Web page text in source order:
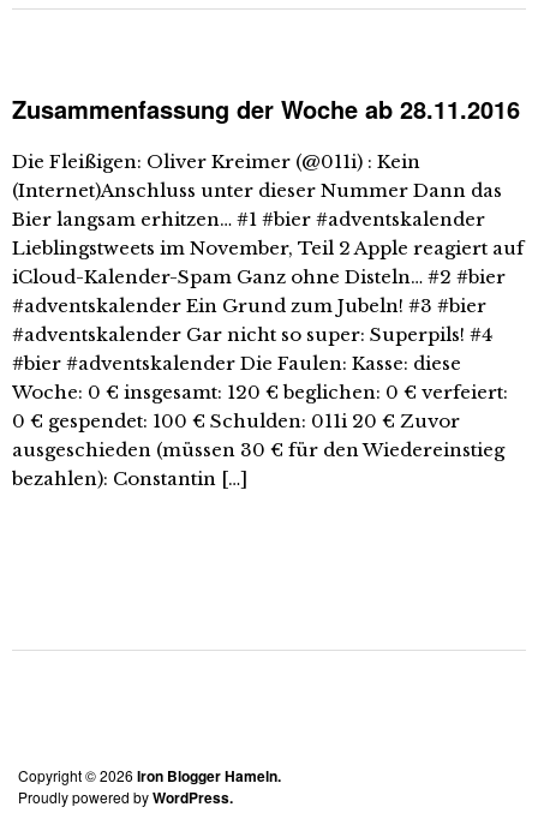
Zusammenfassung der Woche ab 28.11.2016
Die Fleißigen: Oliver Kreimer (@011i) : Kein
(Internet)Anschluss unter dieser Nummer Dann das
Bier langsam erhitzen… #1 #bier #adventskalender
Lieblingstweets im November, Teil 2 Apple reagiert auf
iCloud-Kalender-Spam Ganz ohne Disteln… #2 #bier
#adventskalender Ein Grund zum Jubeln! #3 #bier
#adventskalender Gar nicht so super: Superpils! #4
#bier #adventskalender Die Faulen: Kasse: diese
Woche: 0 € insgesamt: 120 € beglichen: 0 € verfeiert:
0 € gespendet: 100 € Schulden: 011i 20 € Zuvor
ausgeschieden (müssen 30 € für den Wiedereinstieg
bezahlen): Constantin […]
Copyright © 2026 Iron Blogger Hameln.
Proudly powered byWordPress.